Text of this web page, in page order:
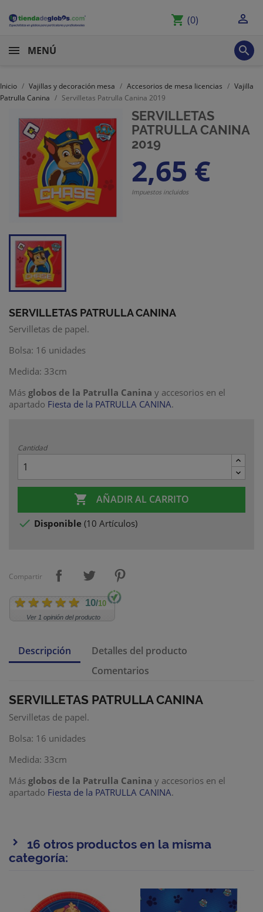
shopping_cart (0) 
MENÚ 
Inicio Vajillas y decoración mesa Accesorios de mesa licencias
Vajilla
Patrulla Canina
Servilletas Patrulla Canina 2019
SERVILLETAS
PATRULLA CANINA
2019
2,65 €
Impuestos incluidos
SERVILLETAS PATRULLA CANINA
Servilletas de papel.
Bolsa: 16 unidades
Medida: 33cm
Más globos de la Patrulla Canina y accesorios en el
apartado Fiesta de la PATRULLA CANINA.
Cantidad
 AÑADIR AL CARRITO
 Disponible (10 Artículos)
Compartir
10/10
Ver 1 opinión del producto
Descripción
Detalles del producto
Comentarios
SERVILLETAS PATRULLA CANINA
Servilletas de papel.
Bolsa: 16 unidades
Medida: 33cm
Más globos de la Patrulla Canina y accesorios en el
apartado Fiesta de la PATRULLA CANINA.
16 otros productos en la misma
categoría: